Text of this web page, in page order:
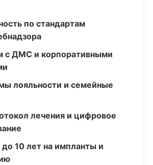
по стандартам
с ДМС и корпоративными
лояльности и семейные
лечения и цифровое
до 10 лет на импланты и